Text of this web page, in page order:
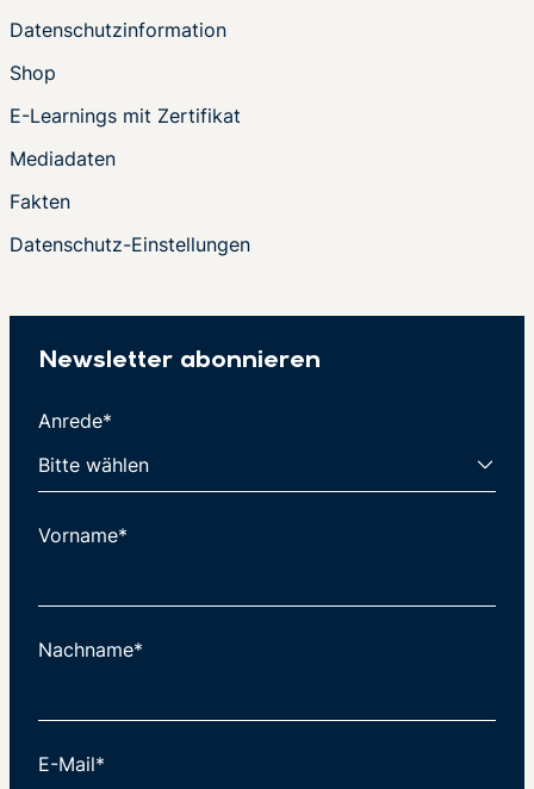
Datenschutzinformation
Shop
E-Learnings mit Zertifikat
Mediadaten
Fakten
Datenschutz-Einstellungen
Newsletter abonnieren
Anrede*
Vorname*
Nachname*
E-Mail*